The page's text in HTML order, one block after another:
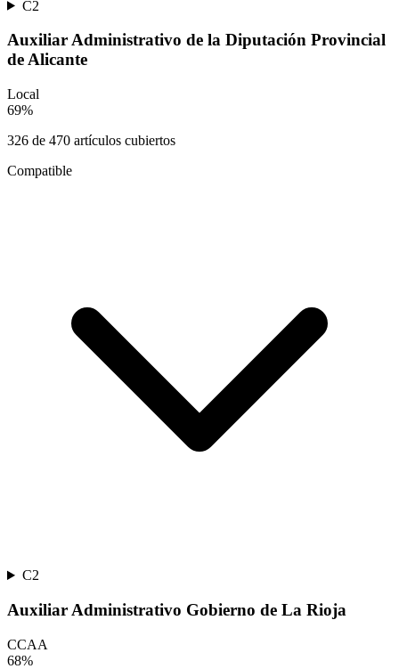
C2
Auxiliar Administrativo de la Diputación Provincial
de Alicante
Local
69%
326 de 470 artículos cubiertos
Compatible
C2
Auxiliar Administrativo Gobierno de La Rioja
CCAA
68%